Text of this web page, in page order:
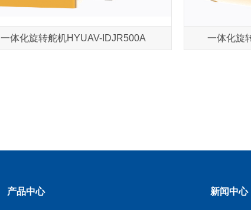
一体化旋转舵机HYUAV-IDJR500A 一体化旋
产品中心 新闻中心